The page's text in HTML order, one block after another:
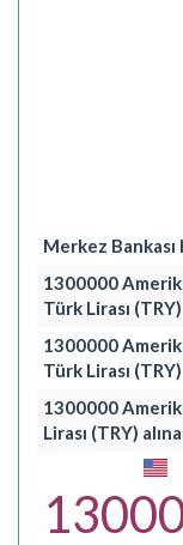
Merkez
1300000
Türk Lirası (TRY)
1300000
Türk Lirası (TRY)
1300000
Lirası (TRY)